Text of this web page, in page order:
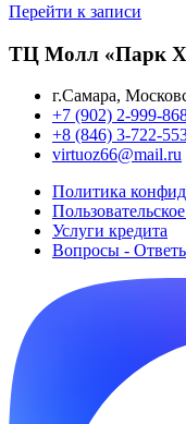
Перейти к записи
ТЦ Молл «Парк
г.Самара,
+7 (902) 2-999-
+8 (846) 3-722-
virtuoz66@mail.ru
Политика
Услуги кредита
Вопросы -